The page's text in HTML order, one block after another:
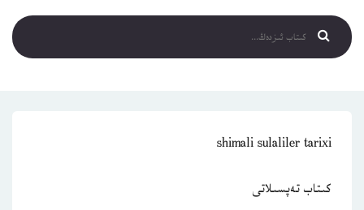
shimali sulaliler tarixi
كىتاب تەپسىلاتى